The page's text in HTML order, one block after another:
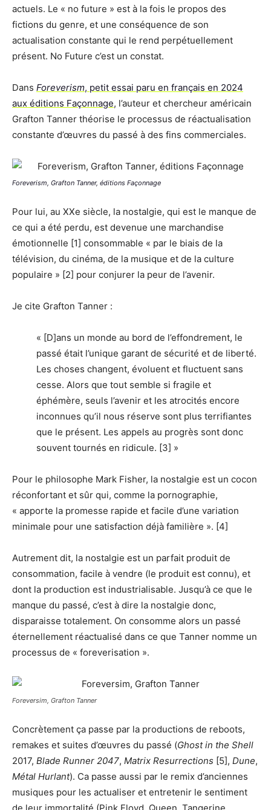
actuels. Le « no future » est à la fois le propos des
fictions du genre, et une conséquence de son
actualisation constante qui le rend perpétuellement
présent. No Future c’est un constat.
Dans Foreverism, petit essai paru en français en 2024
aux éditions Façonnage, l’auteur et chercheur américain
Grafton Tanner théorise le processus de réactualisation
constante d’œuvres du passé à des fins commerciales.
Foreverism, Grafton Tanner, éditions Façonnage
Pour lui, au XXe siècle, la nostalgie, qui est le manque de
ce qui a été perdu, est devenue une marchandise
émotionnelle [1] consommable « par le biais de la
télévision, du cinéma, de la musique et de la culture
populaire » [2] pour conjurer la peur de l’avenir.
Je cite Grafton Tanner :
« [D]ans un monde au bord de l’effondrement, le
passé était l’unique garant de sécurité et de liberté.
Les choses changent, évoluent et fluctuent sans
cesse. Alors que tout semble si fragile et
éphémère, seuls l’avenir et les atrocités encore
inconnues qu’il nous réserve sont plus terrifiantes
que le présent. Les appels au progrès sont donc
souvent tournés en ridicule. [3] »
Pour le philosophe Mark Fisher, la nostalgie est un cocon
réconfortant et sûr qui, comme la pornographie,
« apporte la promesse rapide et facile d’une variation
minimale pour une satisfaction déjà familière ». [4]
Autrement dit, la nostalgie est un parfait produit de
consommation, facile à vendre (le produit est connu), et
dont la production est industrialisable. Jusqu’à ce que le
manque du passé, c’est à dire la nostalgie donc,
disparaisse totalement. On consomme alors un passé
éternellement réactualisé dans ce que Tanner nomme un
processus de « foreverisation ».
Foreversim, Grafton Tanner
Concrètement ça passe par la productions de reboots,
remakes et suites d’œuvres du passé (Ghost in the Shell
2017, Blade Runner 2047, Matrix Resurrections [5], Dune,
Métal Hurlant). Ca passe aussi par le remix d’anciennes
musiques pour les actualiser et entretenir le sentiment